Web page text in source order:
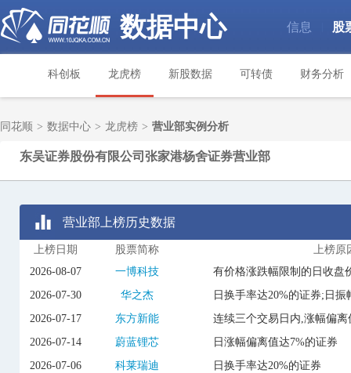
数据中心 信息 股
科创板 龙虎榜 新股数据 可转债 财务分析
同花顺 > 数据中心 > 龙虎榜 > 营业部实例分析
东吴证券股份有限公司张家港杨舍证券营业部
营业部上榜历史数据
上榜日期 股票简称
上榜原
2026-08-07
一博科技
有价格涨跌幅限制的日收盘
2026-07-30
华之杰
日换手率达20%的证券;日振
2026-07-17
东方新能
连续三个交易日内,涨幅偏离
2026-07-14
蔚蓝锂芯
日涨幅偏离值达7%的证券
2026-07-06
科莱瑞迪 日换手率达20%的证券